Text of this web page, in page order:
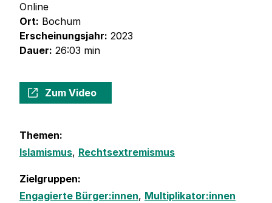
Online
Ort: Bochum
Erscheinungsjahr: 2023
Dauer: 26:03 min
Zum Video
Themen:
Islamismus, Rechtsextremismus
Zielgruppen:
Engagierte Bürger:innen, Multiplikator:innen